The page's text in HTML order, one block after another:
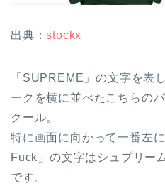
出典：stockx
「SUPREME」の文字を表
ークを横に並べたこちらの
クール。
特に画面に向かって一番左
Fuck」の文字はシュプリー
です。